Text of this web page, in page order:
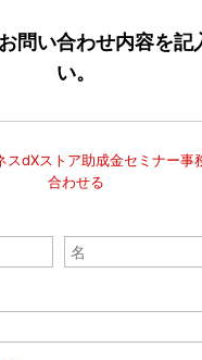
問い合わせ内容を記
い。
dXストア助成金セミナー事
合わせる